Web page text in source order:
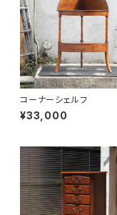
コーナーシェルフ
¥33,000